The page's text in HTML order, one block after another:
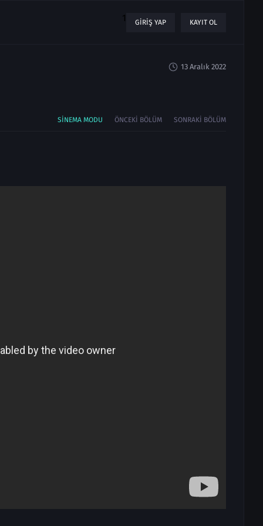
1 GIRIŞ YAP KAYIT OL
13 Aralık 2022
SINEMA MODU ÖNCEKI BÖLÜM SONRAKI BÖLÜM